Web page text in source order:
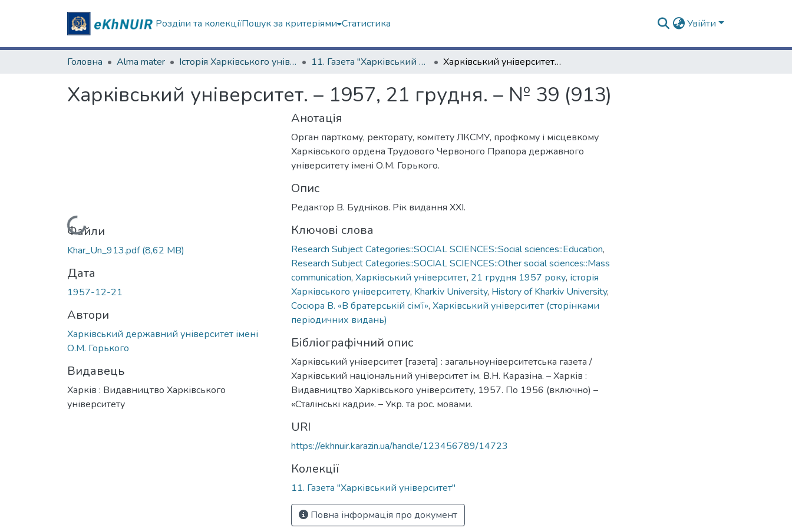
Розділи та колекціїПошук за критеріями Статистика Увійти
Головна Alma mater Історія Харківського університету 11. Газета "Харківський університет" Харківський університет. – 1957, 21 грудня. – № 39 (913)
Харківський університет. – 1957, 21 грудня. – № 39 (913)
Вантажиться...
Файли
Khar_Un_913.pdf(8,62 MB)
Дата
1957-12-21
Автори
Харківський державний університет імені
О.М. Горького
Видавець
Харків : Видавництво Харківського
університету
Анотація
Орган парткому, ректорату, комітету ЛКСМУ, профкому і місцевкому
Харківського ордена Трудового Червоного Прапора державного
університету імені О.М. Горького.
Опис
Редактор В. Будніков. Рік видання ХХІ.
Ключові слова
Research Subject Categories::SOCIAL SCIENCES::Social sciences::Education,
Research Subject Categories::SOCIAL SCIENCES::Other social sciences::Mass
communication, Харківський університет, 21 грудня 1957 року, історія
Харківського університету, Kharkіv University, History of Kharkiv University,
Сосюра В. «В братерській сім’ї», Харківський університет (сторінками
періодичних видань)
Бібліографічний опис
Харківський університет [газета] : загальноуніверситетська газета /
Харківський національний університет ім. В.Н. Каразіна. – Харків :
Видавництво Харківського університету, 1957. По 1956 (включно) –
«Сталінські кадри». – Укр. та рос. мовами.
URI
https://ekhnuir.karazin.ua/handle/123456789/14723
Колекції
11. Газета "Харківський університет"
Повна інформація про документ